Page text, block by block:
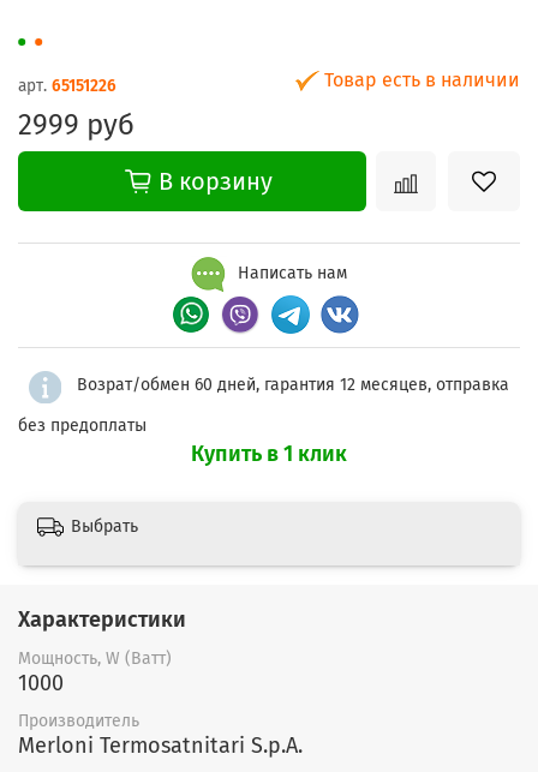
арт. 65151226 Товар есть в наличии
2999 руб
В корзину
Написать нам
Возрат/обмен 60 дней, гарантия 12 месяцев, отправка
без предоплаты
Купить в 1 клик
Выбрать
Характеристики
Мощность, W (Ватт)
1000
Производитель
Merloni Termosatnitari S.p.A.